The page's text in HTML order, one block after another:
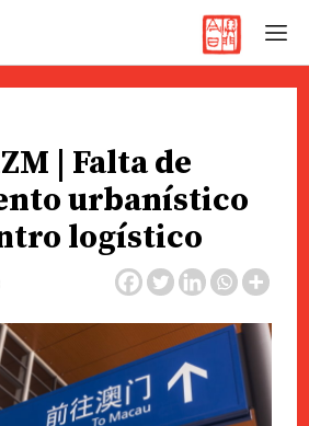
| Falta de
urbanístico
logístico